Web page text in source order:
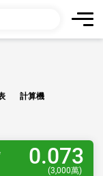
計算機
0.073
(3,000萬)